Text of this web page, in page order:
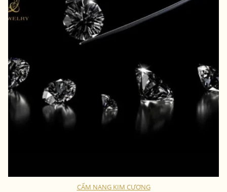
CẨM NANG KIM CƯƠNG